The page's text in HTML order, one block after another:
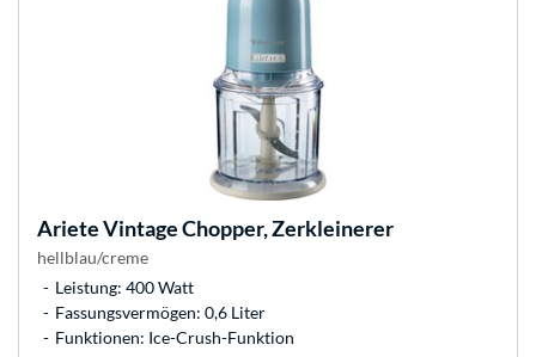
ArieteVintage Chopper, Zerkleinerer
hellblau/creme
Leistung: 400 Watt
Fassungsvermögen: 0,6 Liter
Funktionen: Ice-Crush-Funktion